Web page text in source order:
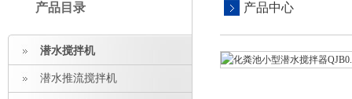
产品目录
潜水搅拌机
潜水推流搅拌机
产品中心